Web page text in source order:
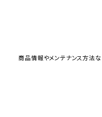
商品情報やメンテナンス方法な